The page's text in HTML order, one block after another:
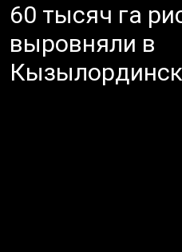
60 тысяч га
выровняли в